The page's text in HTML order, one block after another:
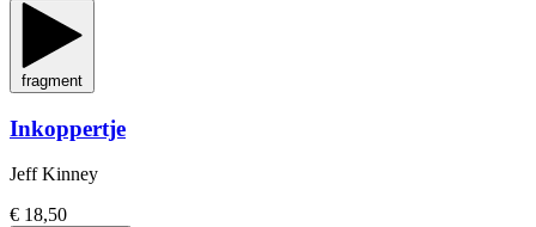
fragment
Inkoppertje
Jeff Kinney
€ 18,50